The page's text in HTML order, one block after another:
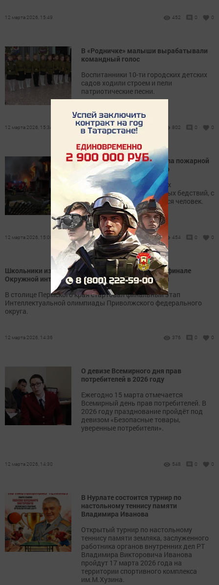
12 марта 2026, 15:49 452 0 0
В «Родничке» малыши вырабатывали
командный голос
Воспитанники 10-ти городских детских
садов ходили строем и пели
патриотические песни.
12 марта 2026, 15:34 802 0 0
Знать, чтобы жить: правила пожарной
безопасности для каждого
Пожар – это одно из самых
разрушительных и страшных бедствий, с
которым может столкнуться человек.
12 марта 2026, 15:00 454 0 0
Школьники из Татарстана поборются за победу в финале
Окружной интеллектуальной олимпиады в Перми
В столице Пермского края стартовал финальный этап
Интеллектуальной олимпиады Приволжского федерального
округа.
12 марта 2026, 14:36 376 0 0
О девизе Всемирного дня прав
потребителей в 2026 году
Ежегодно 15 марта отмечается
Всемирный день прав потребителей. В
2026 году празднование пройдёт под
девизом «Безопасные товары,
уверенные потребители».
12 марта 2026, 14:30 548 0 0
В Нурлате состоится турнир по
настольному теннису памяти
Владимира Иванова
Открытый турнир по настольному
теннису памяти земляка, заслуженного
работника органов внутренних дел РТ
Владимира Викторовича Иванова
пройдут 17 марта 2026 года на
территории спортивного комплекса
им.М.Хузина.